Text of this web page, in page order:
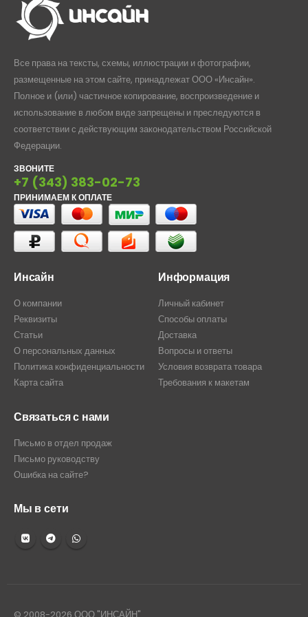
Все права на тексты, схемы, иллюстрации и фотографии,
размещенные на этом сайте, принадлежат ООО «Инсайн».
Полное и (или) частичное копирование, воспроизведение и
использование в любом виде запрещены и преследуются в
соответствии с действующим законодательством Российской
Федерации.
ЗВОНИТЕ
+7 (343) 383-02-73
ПРИНИМАЕМ К ОПЛАТЕ
Инсайн
О компании
Реквизиты
Статьи
О персональных данных
Политика конфиденциальности
Карта сайта
Информация
Личный кабинет
Способы оплаты
Доставка
Вопросы и ответы
Условия возврата товара
Требования к макетам
Связаться с нами
Письмо в отдел продаж
Письмо руководству
Ошибка на сайте?
Мы в сети